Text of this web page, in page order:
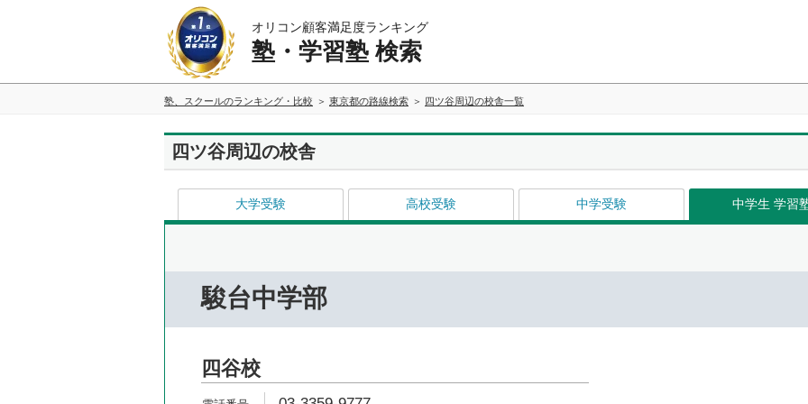
オリコン顧客満足度ランキング
塾・学習塾 検索
塾、スクールのランキング・比較 東京都の路線検索 四ツ谷周辺の校舎一覧
四ツ谷周辺の校舎
大学受験 高校受験 中学受験 中学生 学習
駿台中学部
四谷校